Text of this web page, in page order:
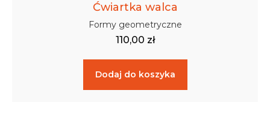
Ćwiartka walca
Formy geometryczne
110,00 zł
Dodaj do koszyka